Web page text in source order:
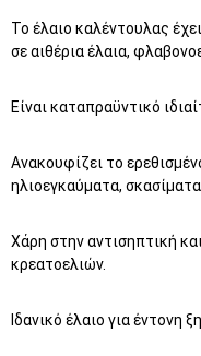
Το έλαιο καλέντουλας
σε αιθέρια έλαια,
Είναι καταπραϋντικό
Ανακουφίζει το
ηλιοεγκαύματα,
Χάρη στην αντισηπτική
κρεατοελιών.
Ιδανικό έλαιο για έντονη